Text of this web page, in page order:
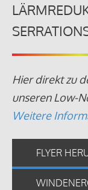
Hier direkt zu
unseren Low-
Weitere
FLYER